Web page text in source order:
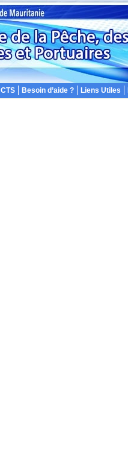
CTS Besoin d’aide ? Liens Utiles